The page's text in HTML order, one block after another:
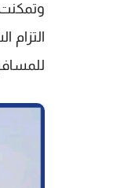
التزام